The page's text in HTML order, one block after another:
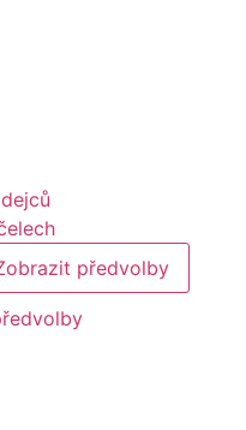
předvolby